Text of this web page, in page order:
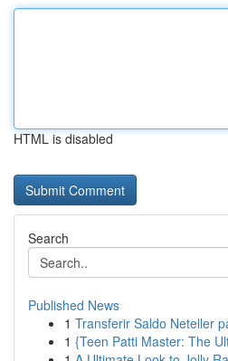
HTML is disabled
Search
Published News
1 Transferir Saldo Neteller
1 {Teen Patti Master: The